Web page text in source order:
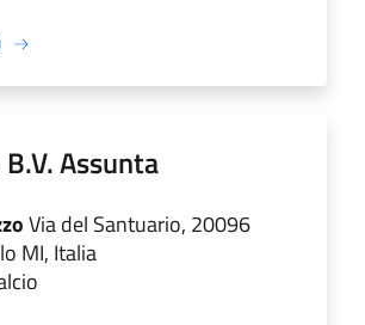
Assunta
Via del Santuario, 20096
MI, Italia